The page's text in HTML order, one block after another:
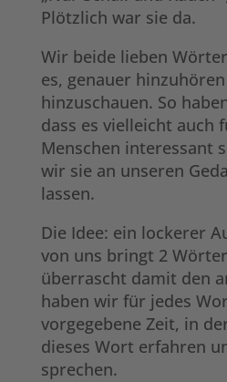
Plötzlich war sie da.
Wir beide lieben
es, genauer
hinzuschauen. So
dass es vielleicht auch
Menschen interessant
wir sie an unseren
lassen.
Die Idee: ein lockerer
von uns bringt 2
überrascht damit den
haben wir für jedes
vorgegebene Zeit, in
dieses Wort erfahren
sprechen.